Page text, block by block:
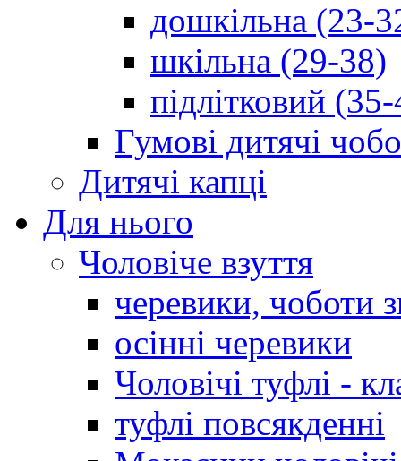
дошкільна (23-
шкільна (29-38)
підлітковий
Гумові дитячі
Дитячі капці
Для нього
Чоловіче взуття
черевики, чоботи
осінні черевики
Чоловічі туфлі -
туфлі повсякденні